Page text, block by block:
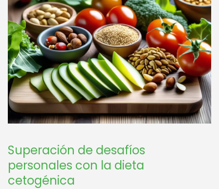
Superación de desafíos
personales con la dieta
cetogénica